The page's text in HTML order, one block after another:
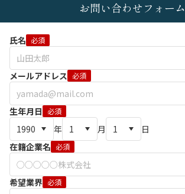
お問い合わせフォーム
氏名 必須
メールアドレス 必須
生年月日 必須
年 月
日
在籍企業名 必須
希望業界 必須